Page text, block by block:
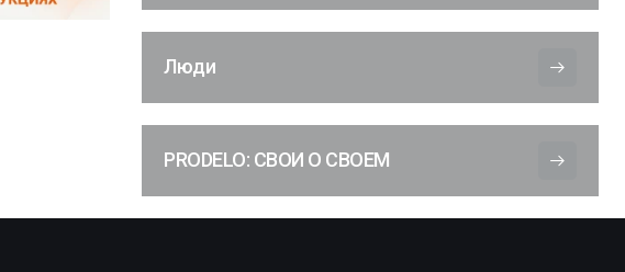
Люди
PRODELO: СВОИ О СВОЕМ